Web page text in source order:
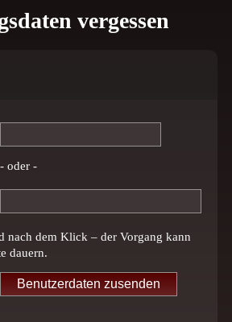
vergessen
- oder -
nach dem Klick – der Vorgang kann
dauern.